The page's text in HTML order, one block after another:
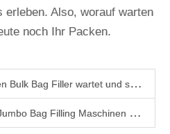
erleben. Also, worauf warten
noch Ihr Packen.
Filler wartet und sein Lebenslicht verlängert
Bag Filling Maschinen aus China